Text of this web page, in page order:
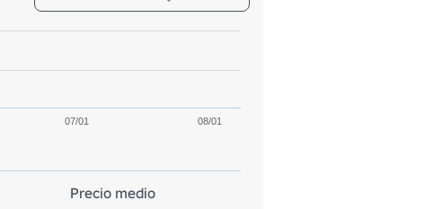
07/01 08/01
Precio medio